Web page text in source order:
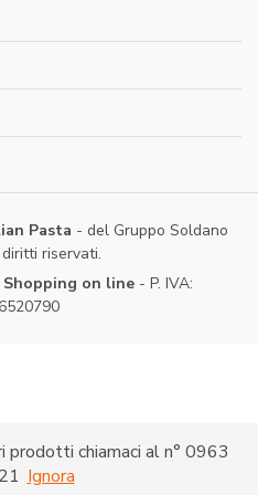
prodotti chiamaci al n° 0963
Ignora
Pasta - del Gruppo Soldano
riservati.
Shopping on line- P. IVA: